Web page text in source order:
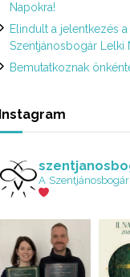
Napokra!
Elindult a jelentkezés
Szentjánosbogár Lelki
Bemutatkoznak
Instagram
A